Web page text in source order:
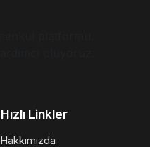
Hızlı Linkler
Hakkımızda